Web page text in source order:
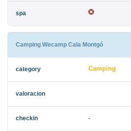
Camping Wecamp Cala Montgó
Camping
-